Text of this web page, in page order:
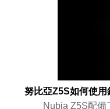
努比亞Z5S如何使
Nubia Z5S配備